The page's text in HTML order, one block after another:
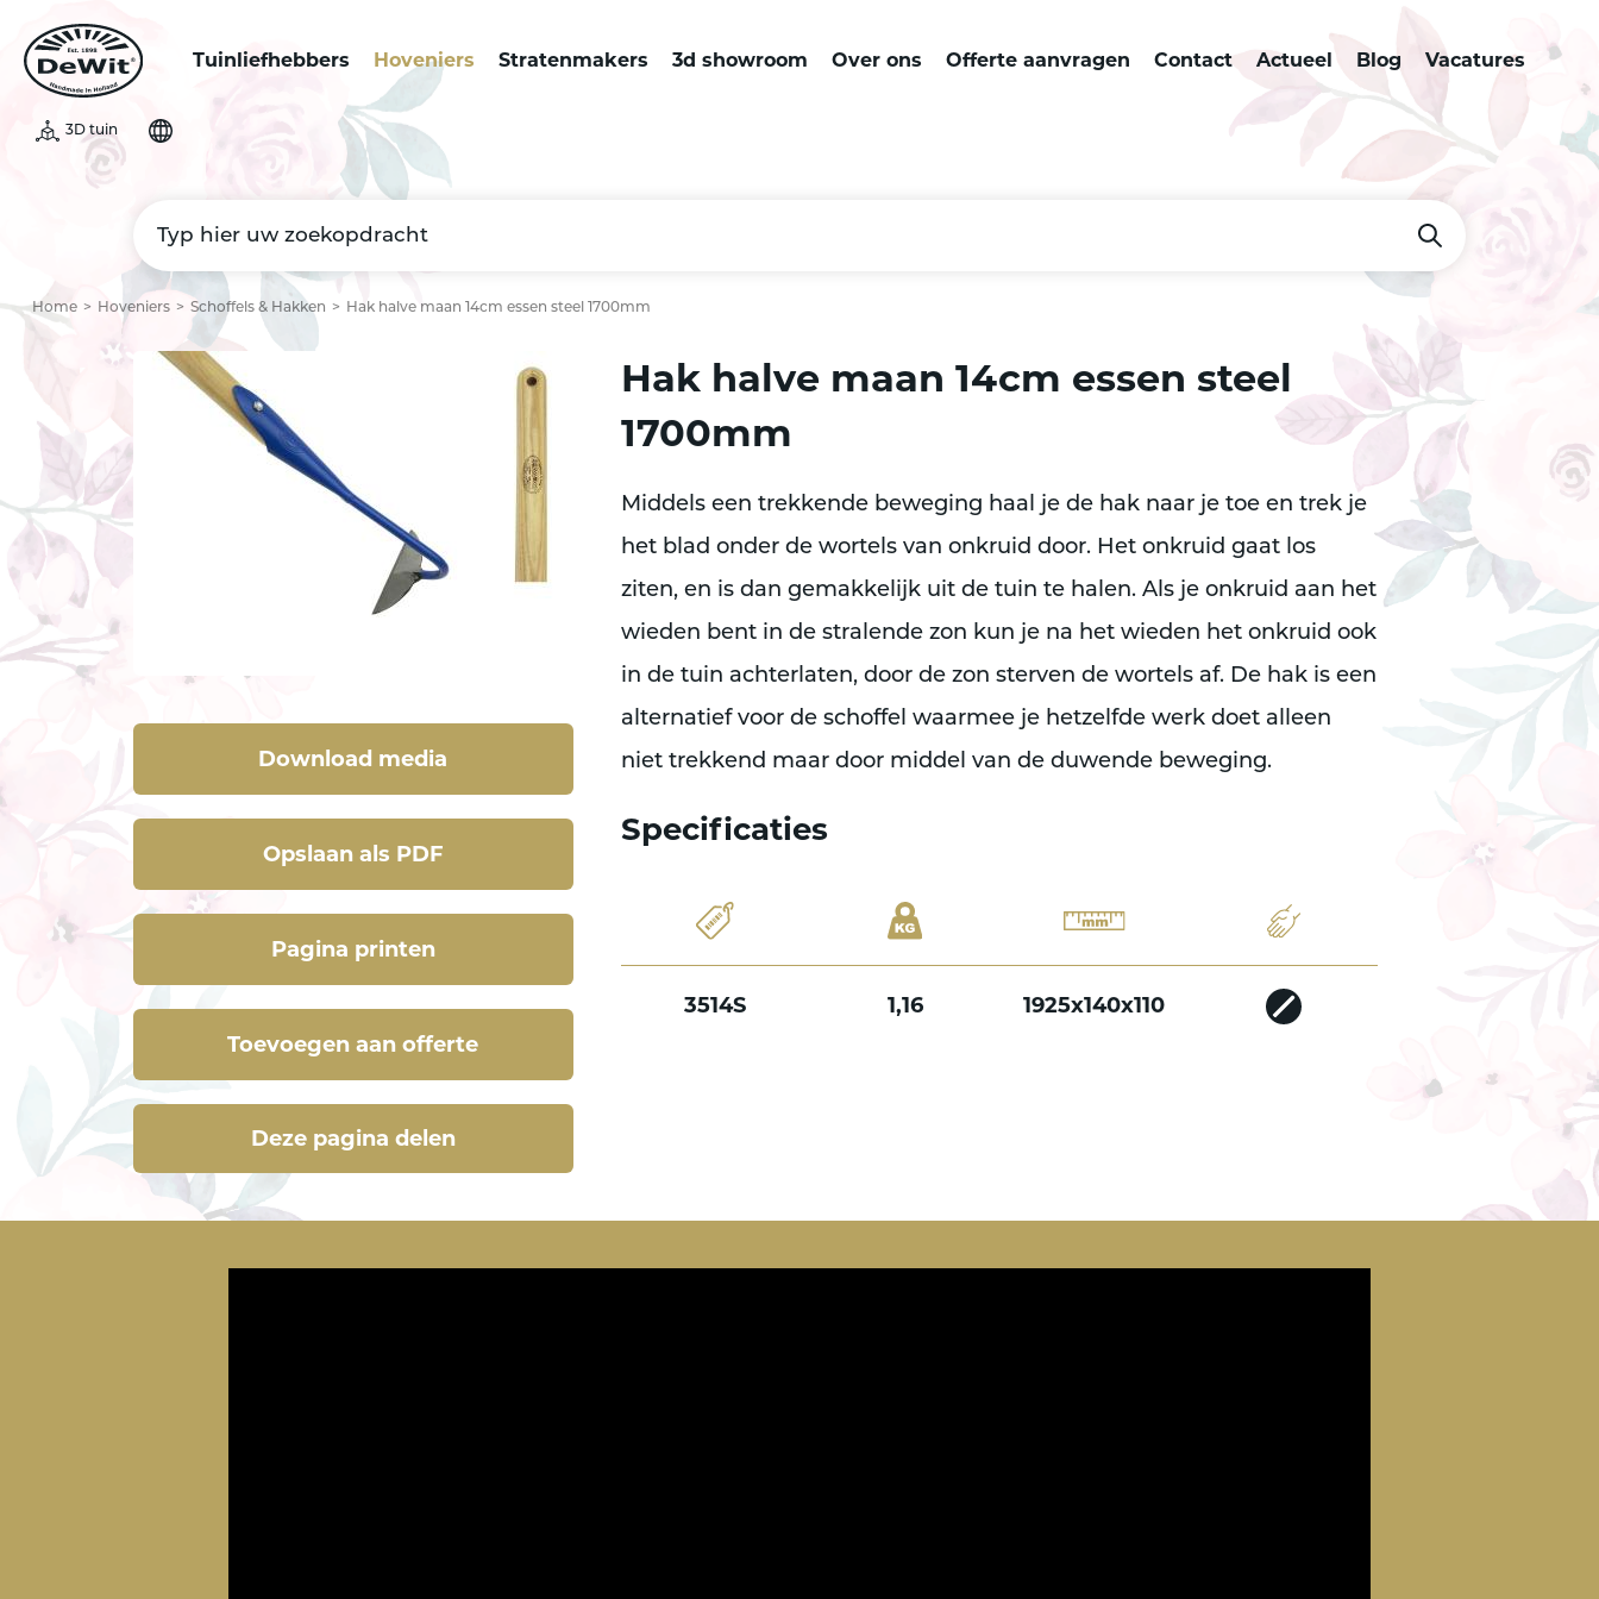
3D tuin
Tuinliefhebbers Hoveniers Stratenmakers 3d showroom Over ons Offerte aanvragen Contact Actueel Blog Vacatures
Home Hoveniers Schoffels & Hakken Hak halve maan 14cm essen steel 1700mm
Download media
Opslaan als PDF
Pagina printen
Toevoegen aan offerte
Deze pagina delen
Deze pagina delen
Hak halve maan 14cm essen steel
1700mm
Middels een trekkende beweging haal je de hak naar je toe en trek je
het blad onder de wortels van onkruid door. Het onkruid gaat los
ziten, en is dan gemakkelijk uit de tuin te halen. Als je onkruid aan het
wieden bent in de stralende zon kun je na het wieden het onkruid ook
in de tuin achterlaten, door de zon sterven de wortels af. De hak is een
alternatief voor de schoffel waarmee je hetzelfde werk doet alleen
niet trekkend maar door middel van de duwende beweging.
Specificaties
3514S 1,16 1925x140x110